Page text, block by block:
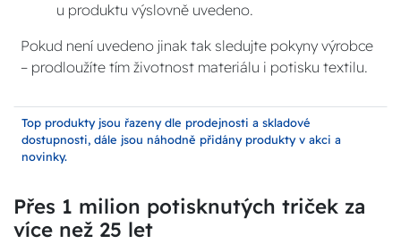
u produktu výslovně uvedeno.
Pokud není uvedeno jinak tak sledujte pokyny výrobce
– prodloužíte tím životnost materiálu i potisku textilu.
Top produkty jsou řazeny dle prodejnosti a skladové
dostupnosti, dále jsou náhodně přidány produkty v akci a
novinky.
Přes 1 milion potisknutých triček za
více než 25 let